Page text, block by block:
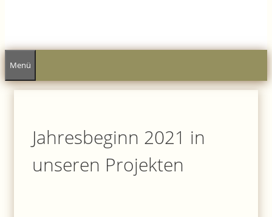
Menü
Jahresbeginn 2021 in
unseren Projekten